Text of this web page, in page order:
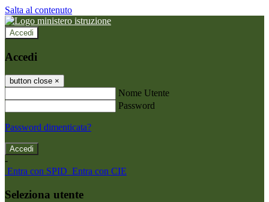
Salta al contenuto
Accedi
Accedi
button close ×
Nome Utente
Password
Password dimenticata?
-
Entra con SPID Entra con CIE
Seleziona utente